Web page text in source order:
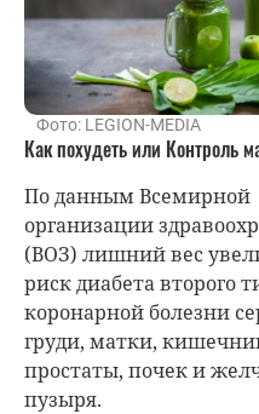
Фото: LEGION-MEDIA
Как похудеть или Контроль
По данным Всемирной
организации
(ВОЗ) лишний вес
риск диабета второго
коронарной болезни
груди, матки,
простаты, почек и
пузыря.